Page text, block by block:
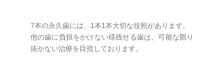
7本の永久歯には、1本1本大切な役割があります。
他の歯に負担をかけない様残せる歯は、可能な限り
抜かない治療を目指しております。